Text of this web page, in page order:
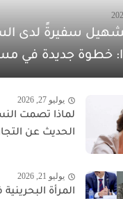
سفيرةً لدى
خطوة جديدة في
يوليو 27, 2026
لماذا تصمت
الحديث عن
يوليو 21, 2026
المرأة